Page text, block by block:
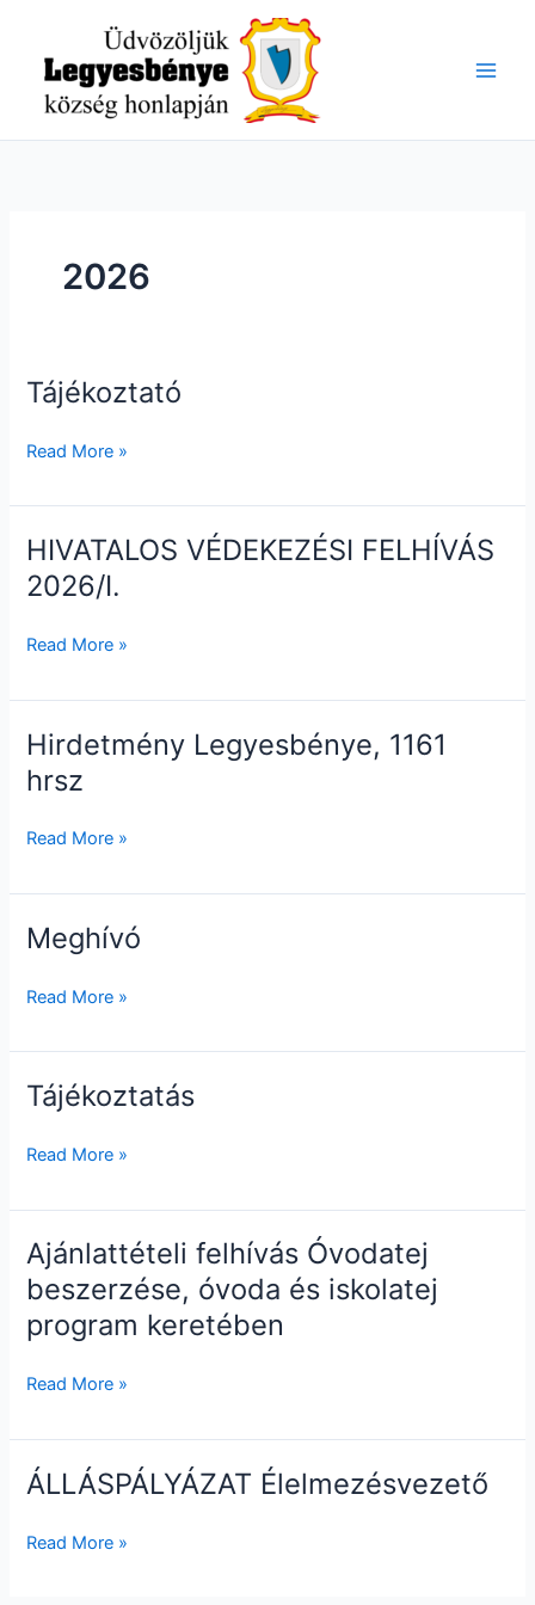
content
2026
Tájékoztató
Tájékoztató
Read More »
HIVATALOS VÉDEKEZÉSI FELHÍVÁS
2026/I.
HIVATALOS
VÉDEKEZÉSI
FELHÍVÁS
Read More »
Hirdetmény Legyesbénye, 1161
hrsz
Hirdetmény
Legyesbénye,
1161
Read More »
Meghívó
Meghívó
Read More »
Tájékoztatás
Tájékoztatás
Read More »
Ajánlattételi felhívás Óvodatej
beszerzése, óvoda és iskolatej
program keretében
Ajánlattételi
felhívás
Óvodatej
beszerzése,
és
keretében
Read More »
ÁLLÁSPÁLYÁZAT Élelmezésvezető
ÁLLÁSPÁLYÁZAT
Read More »